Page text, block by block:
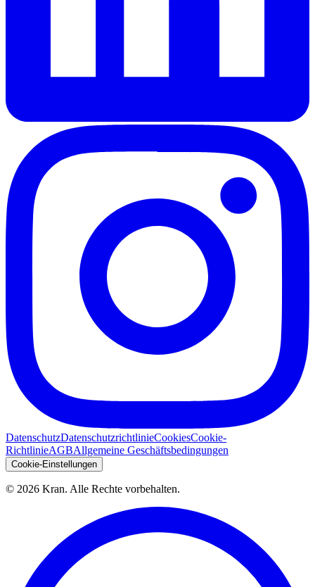
DatenschutzDatenschutzrichtlinieCookiesCookie-
RichtlinieAGBAllgemeine Geschäftsbedingungen
Cookie-Einstellungen
© 2026 Kran. Alle Rechte vorbehalten.